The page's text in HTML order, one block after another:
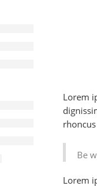
Lorem
Be
Lorem